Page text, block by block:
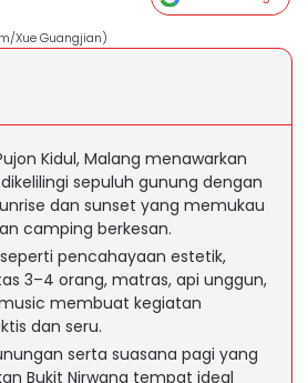
Xue Guangjian)
Kidul, Malang menawarkan
sepuluh gunung dengan
dan sunset yang memukau
camping berkesan.
pencahayaan estetik,
3–4 orang, matras, api unggun,
membuat kegiatan
dan seru.
serta suasana pagi yang
Bukit Nirwana tempat ideal